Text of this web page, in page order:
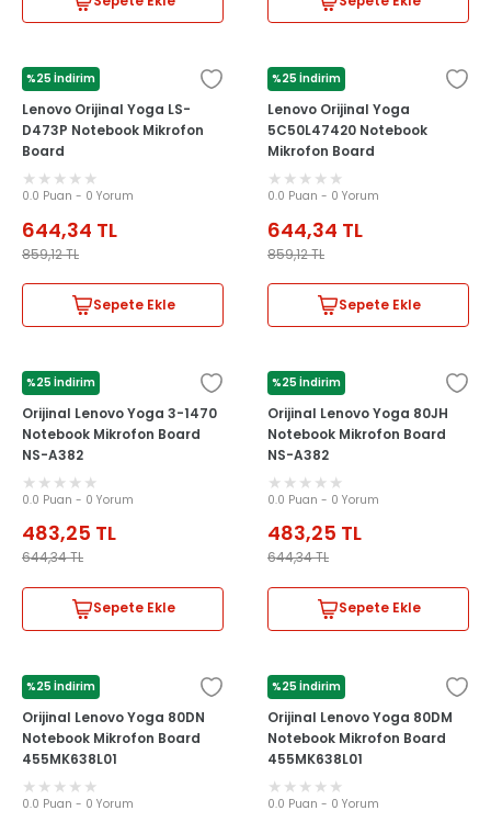
%25 İndirim
LENOVO
Lenovo Orijinal Yoga LS-
D473P Notebook Mikrofon
Board
0.0 Puan - 0 Yorum
644,34 TL
859,12TL
Sepete Ekle
%25 İndirim
LENOVO
Lenovo Orijinal Yoga
5C50L47420 Notebook
Mikrofon Board
0.0 Puan - 0 Yorum
644,34 TL
859,12TL
Sepete Ekle
%25 İndirim
LENOVO
Orijinal Lenovo Yoga 3-1470
Notebook Mikrofon Board
NS-A382
0.0 Puan - 0 Yorum
483,25 TL
644,34TL
Sepete Ekle
%25 İndirim
LENOVO
Orijinal Lenovo Yoga 80JH
Notebook Mikrofon Board
NS-A382
0.0 Puan - 0 Yorum
483,25 TL
644,34TL
Sepete Ekle
%25 İndirim
LENOVO
Orijinal Lenovo Yoga 80DN
Notebook Mikrofon Board
455MK638L01
0.0 Puan - 0 Yorum
%25 İndirim
LENOVO
Orijinal Lenovo Yoga 80DM
Notebook Mikrofon Board
455MK638L01
0.0 Puan - 0 Yorum